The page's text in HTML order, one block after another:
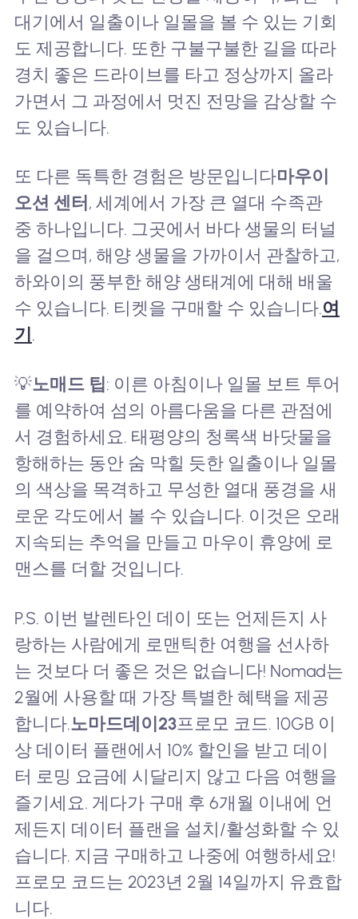
대기에서 일출이나 일몰을 볼 수 있는 기회
도 제공합니다. 또한 구불구불한 길을 따라
경치 좋은 드라이브를 타고 정상까지 올라
가면서 그 과정에서 멋진 전망을 감상할 수
도 있습니다.
또 다른 독특한 경험은 방문입니다마우이
오션 센터 , 세계에서 가장 큰 열대 수족관
중 하나입니다. 그곳에서 바다 생물의 터널
을 걸으며, 해양 생물을 가까이서 관찰하고,
하와이의 풍부한 해양 생태계에 대해 배울
수 있습니다. 티켓을 구매할 수 있습니다.여
기 .
💡노매드 팁: 이른 아침이나 일몰 보트 투어
를 예약하여 섬의 아름다움을 다른 관점에
서 경험하세요. 태평양의 청록색 바닷물을
항해하는 동안 숨 막힐 듯한 일출이나 일몰
의 색상을 목격하고 무성한 열대 풍경을 새
로운 각도에서 볼 수 있습니다. 이것은 오래
지속되는 추억을 만들고 마우이 휴양에 로
맨스를 더할 것입니다.
P.S. 이번 발렌타인 데이 또는 언제든지 사
랑하는 사람에게 로맨틱한 여행을 선사하
는 것보다 더 좋은 것은 없습니다! Nomad는
2월에 사용할 때 가장 특별한 혜택을 제공
합니다.노마드데이23프로모 코드. 10GB 이
상 데이터 플랜에서 10% 할인을 받고 데이
터 로밍 요금에 시달리지 않고 다음 여행을
즐기세요. 게다가 구매 후 6개월 이내에 언
제든지 데이터 플랜을 설치/활성화할 수 있
습니다. 지금 구매하고 나중에 여행하세요!
프로모 코드는 2023년 2월 14일까지 유효합
니다.